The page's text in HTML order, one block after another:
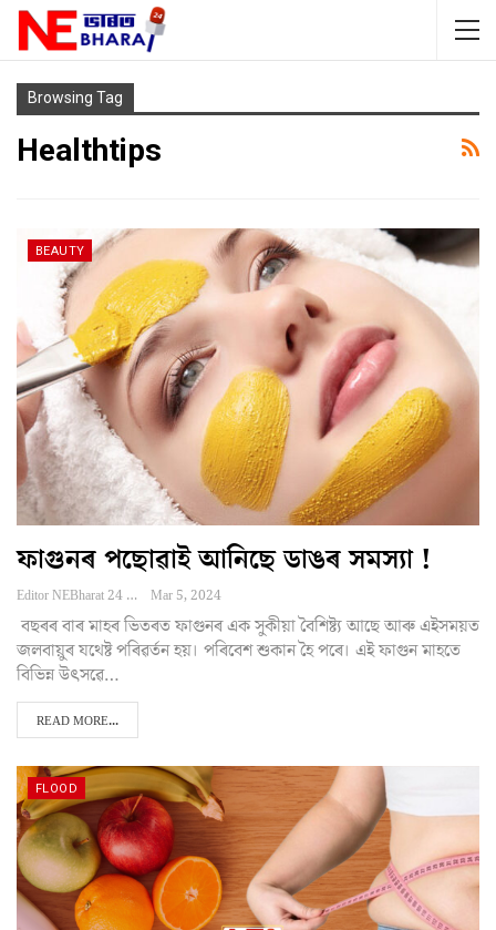
Browsing Tag
Healthtips
BEAUTY
ফাগুনৰ পছোৱাই আনিছে ডাঙৰ সমস্যা !
Editor NEBharat 24 Mar 5, 2024
বছৰৰ বাৰ মাহৰ ভিতৰত ফাগুনৰ এক সুকীয়া বৈশিষ্ট্য আছে আৰু এইসময়ত
জলবায়ুৰ যথেষ্ট পৰিৱৰ্তন হয়। পৰিবেশ শুকান হৈ পৰে। এই ফাগুন মাহতে
বিভিন্ন উৎসৱে…
READ MORE...
FLOOD